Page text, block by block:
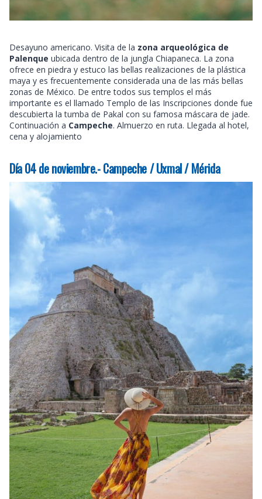
Desayuno americano. Visita de la zona arqueológica de
Palenque ubicada dentro de la jungla Chiapaneca. La zona
ofrece en piedra y estuco las bellas realizaciones de la plástica
maya y es frecuentemente considerada una de las más bellas
zonas de México. De entre todos sus templos el más
importante es el llamado Templo de las Inscripciones donde fue
descubierta la tumba de Pakal con su famosa máscara de jade.
Continuación a Campeche. Almuerzo en ruta. Llegada al hotel,
cena y alojamiento
Día 04 de noviembre.- Campeche / Uxmal / Mérida